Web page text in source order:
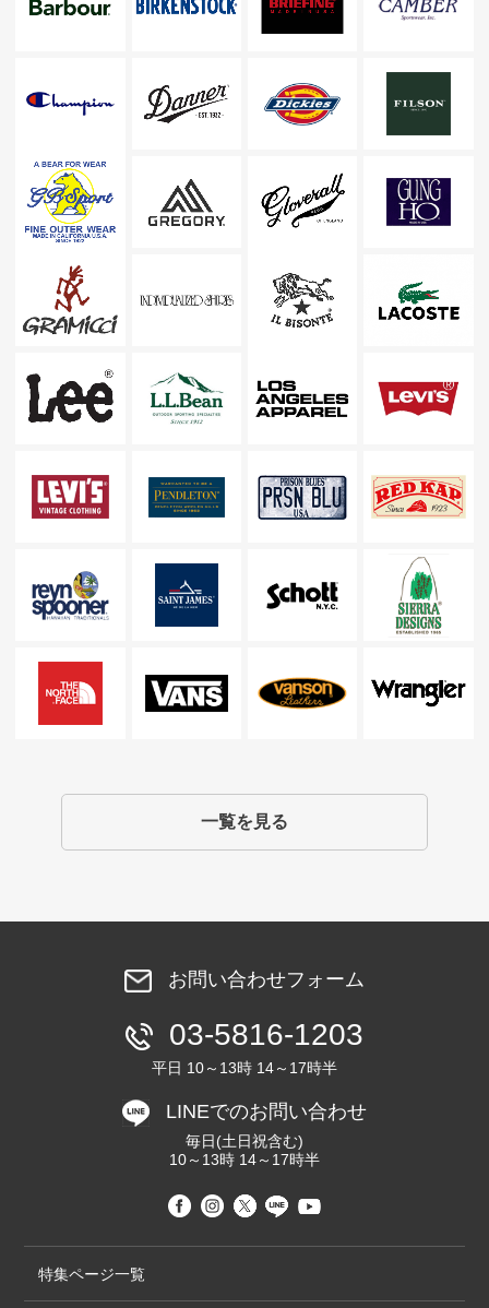
一覧を見る
お問い合わせフォーム
03-5816-1203
平日 10～13時 14～17時半
LINEでのお問い合わせ
毎日(土日祝含む)
10～13時 14～17時半
特集ページ一覧